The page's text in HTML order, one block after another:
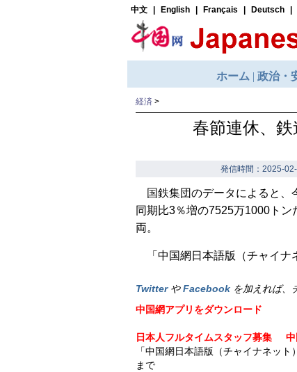
経済 >
春節連休、
発信時間：2025-
国鉄集団のデータによると
同期比3％増の7525万1000ト
両。
「中国網日本語版（チャイ
Twitter やFacebook を加えれば、
中国網アプリをダウンロード
日本人フルタイムスタッフ募集
「中国網日本語版（チャイナネッ
まで